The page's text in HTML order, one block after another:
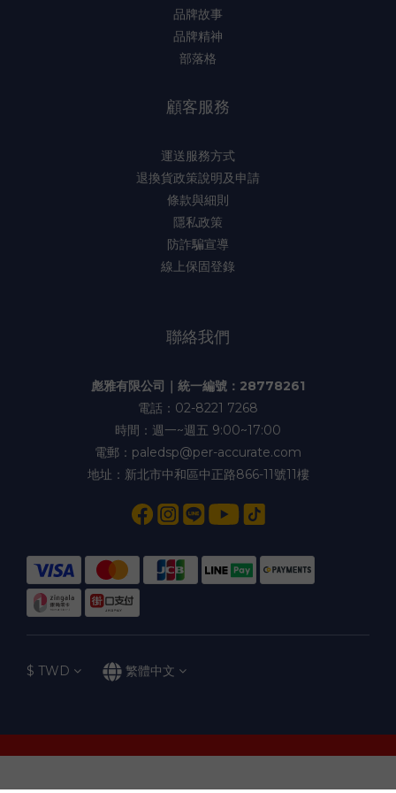
品牌故事
品牌精神
部落格
顧客服務
運送服務方式
退換貨政策說明及申請
條款與細則
隱私政策
防詐騙宣導
線上保固登錄
聯絡我們
彪雅有限公司｜統一編號：28778261
電話：02-8221 7268
時間：週一~週五 9:00~17:00
電郵：paledsp@per-accurate.com
地址：新北市中和區中正路866-11號11樓
$ TWD 繁體中文